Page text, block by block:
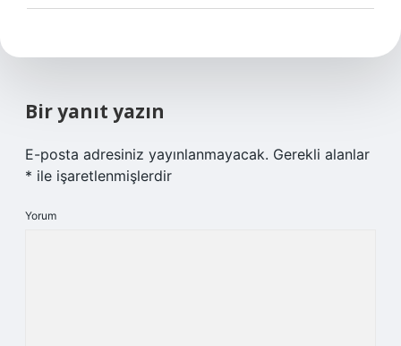
Bir yanıt yazın
E-posta adresiniz yayınlanmayacak. Gerekli alanlar
* ile işaretlenmişlerdir
Yorum